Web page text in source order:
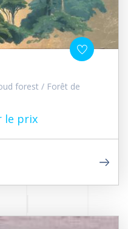
forest / Forêt de
le prix